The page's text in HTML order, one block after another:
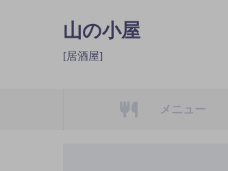
山の小屋
[居酒屋]
メニュー